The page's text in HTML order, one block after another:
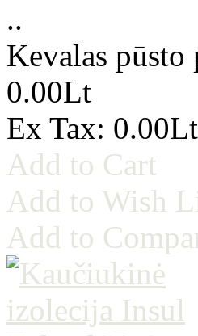
..
Kevalas
0.00Lt
Ex Tax: 0.00Lt
Add to Cart
Add to Wish
Add to